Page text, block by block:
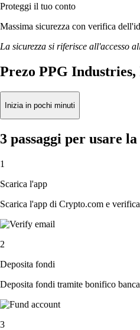
Proteggi il tuo conto
Massima sicurezza con verifica
La sicurezza si riferisce all'accesso
Prezo PPG
Inizia in pochi minuti
3 passaggi per usare
1
Scarica l'app
Scarica l'app di Crypto.com e
2
Deposita fondi
Deposita fondi tramite bonifico
3